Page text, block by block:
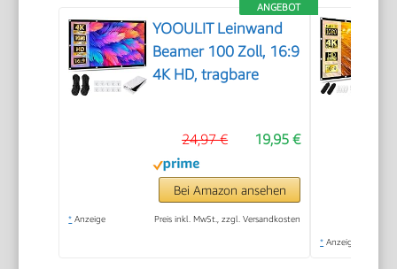
ANGEBOT
YOOULIT Leinwand
Beamer 100 Zoll, 16:9
4K HD, tragbare
19,95 €
24,97 €
Bei Amazon ansehen
* Anzeige Preis inkl. MwSt., zzgl. Versandkosten
* Anzeige